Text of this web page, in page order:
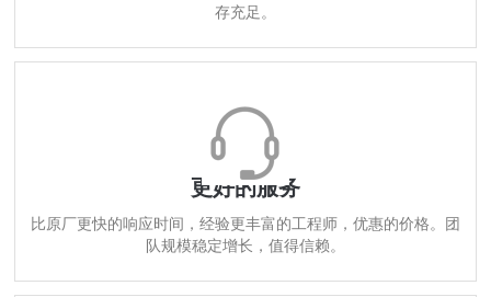
存充足。
更好的服务
比原厂更快的响应时间，经验更丰富的工程师，优惠的价格。团
队规模稳定增长，值得信赖。